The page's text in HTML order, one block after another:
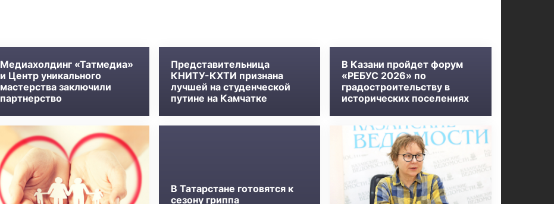
Медиахолдинг «Татмедиа»
и Центр уникального
мастерства заключили
партнерство
Представительница
КНИТУ-КХТИ признана
лучшей на студенческой
путине на Камчатке
В Казани пройдет форум
«РЕБУС 2026» по
градостроительству в
исторических поселениях
В Татарстане готовятся к
сезону гриппа